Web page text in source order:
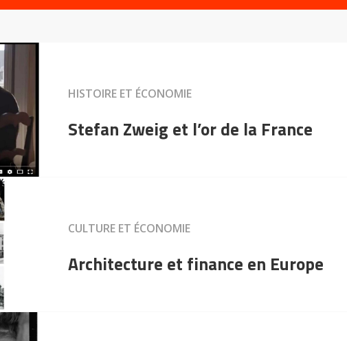
HISTOIRE ET ÉCONOMIE
Stefan Zweig et l’or de la France
CULTURE ET ÉCONOMIE
Architecture et finance en Europe